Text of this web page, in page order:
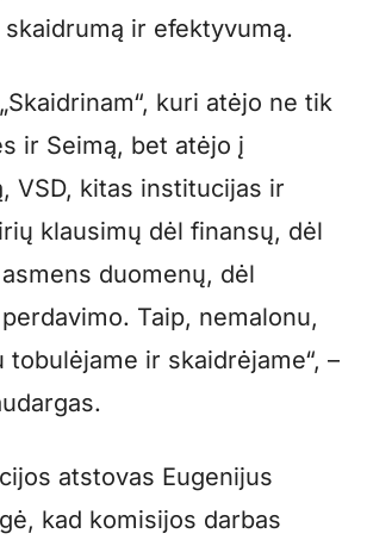
ir efektyvumą.
kuri atėjo ne tik
ir Seimą, bet atėjo į
VSD, kitas institucijas ir
klausimų dėl finansų, dėl
duomenų, dėl
Taip, nemalonu,
ir skaidrėjame“, –
atstovas Eugenijus
kad komisijos darbas